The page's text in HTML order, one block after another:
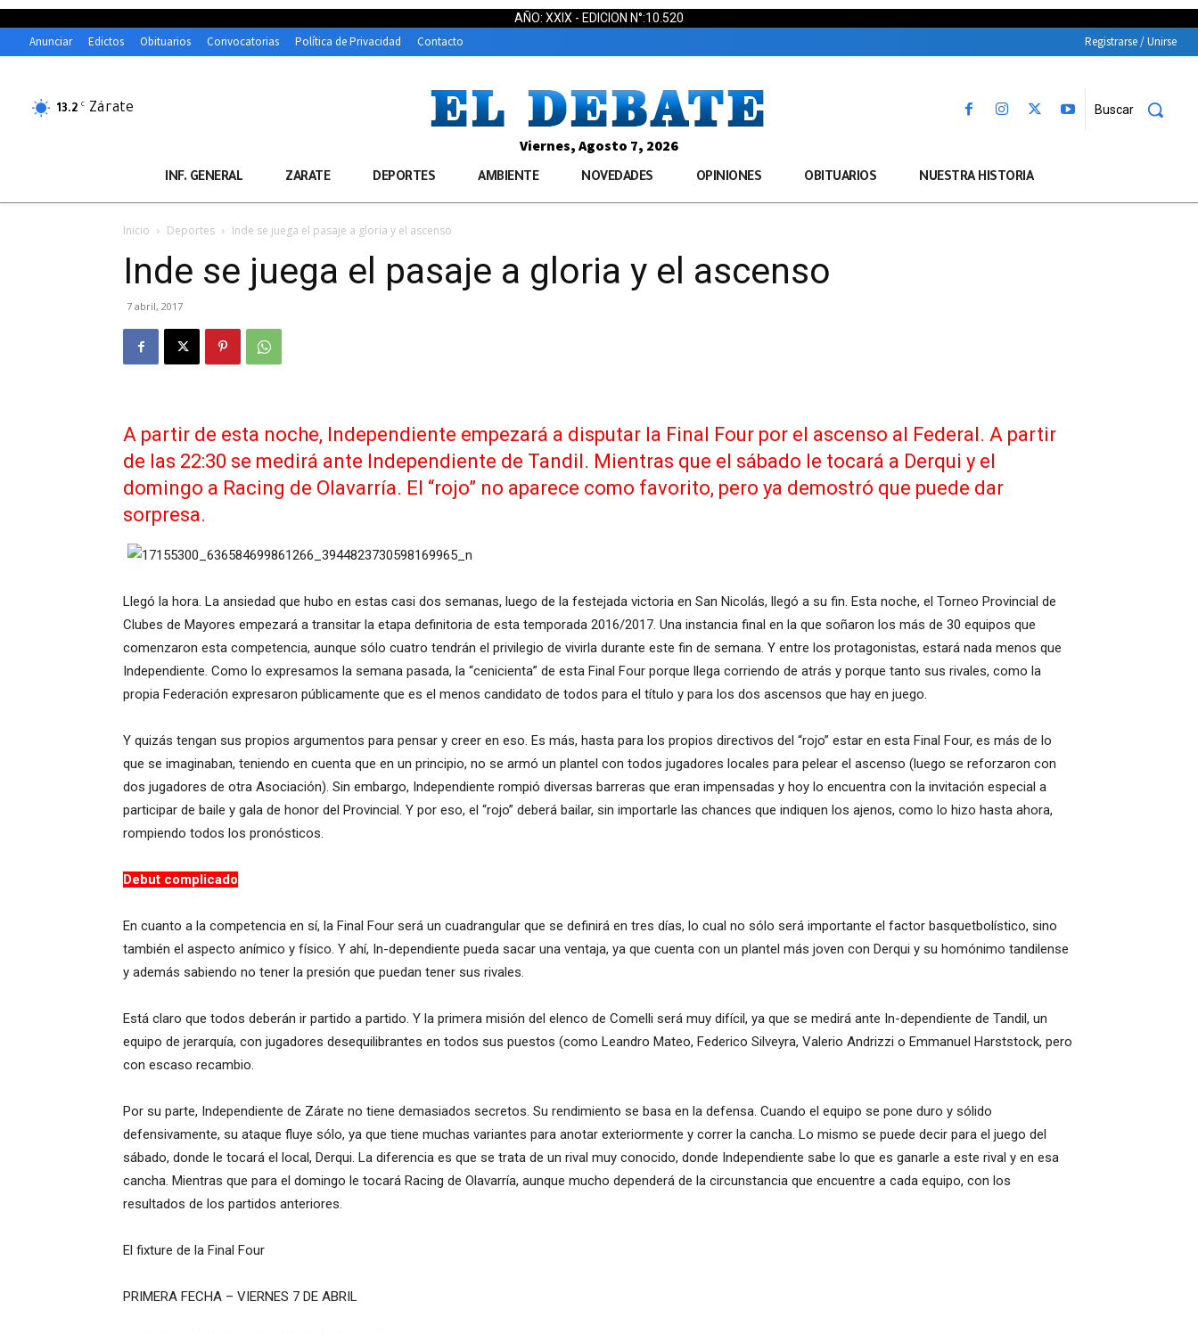
AÑO: XXIX - EDICION N°:10.520
Anunciar Edictos Obituarios Convocatorias Política de Privacidad Contacto Registrarse / Unirse
13.2 C Zárate Buscar
Viernes, Agosto 7, 2026
INF. GENERAL ZARATE DEPORTES AMBIENTE NOVEDADES OPINIONES OBITUARIOS NUESTRA HISTORIA
Inicio Deportes Inde se juega el pasaje a gloria y el ascenso
Inde se juega el pasaje a gloria y el ascenso
7 abril, 2017
A partir de esta noche, Independiente empezará a disputar la Final Four por el ascenso al Federal. A partir
de las 22:30 se medirá ante Independiente de Tandil. Mientras que el sábado le tocará a Derqui y el
domingo a Racing de Olavarría. El “rojo” no aparece como favorito, pero ya demostró que puede dar
sorpresa.
Llegó la hora. La ansiedad que hubo en estas casi dos semanas, luego de la festejada victoria en San Nicolás, llegó a su fin. Esta noche, el Torneo Provincial de
Clubes de Mayores empezará a transitar la etapa definitoria de esta temporada 2016/2017. Una instancia final en la que soñaron los más de 30 equipos que
comenzaron esta competencia, aunque sólo cuatro tendrán el privilegio de vivirla durante este fin de semana. Y entre los protagonistas, estará nada menos que
Independiente. Como lo expresamos la semana pasada, la “cenicienta” de esta Final Four porque llega corriendo de atrás y porque tanto sus rivales, como la
propia Federación expresaron públicamente que es el menos candidato de todos para el título y para los dos ascensos que hay en juego.
Y quizás tengan sus propios argumentos para pensar y creer en eso. Es más, hasta para los propios directivos del “rojo” estar en esta Final Four, es más de lo
que se imaginaban, teniendo en cuenta que en un principio, no se armó un plantel con todos jugadores locales para pelear el ascenso (luego se reforzaron con
dos jugadores de otra Asociación). Sin embargo, Independiente rompió diversas barreras que eran impensadas y hoy lo encuentra con la invitación especial a
participar de baile y gala de honor del Provincial. Y por eso, el “rojo” deberá bailar, sin importarle las chances que indiquen los ajenos, como lo hizo hasta ahora,
rompiendo todos los pronósticos.
Debut complicado
En cuanto a la competencia en sí, la Final Four será un cuadrangular que se definirá en tres días, lo cual no sólo será importante el factor basquetbolístico, sino
también el aspecto anímico y físico. Y ahí, In-dependiente pueda sacar una ventaja, ya que cuenta con un plantel más joven con Derqui y su homónimo tandilense
y además sabiendo no tener la presión que puedan tener sus rivales.
Está claro que todos deberán ir partido a partido. Y la primera misión del elenco de Comelli será muy difícil, ya que se medirá ante In-dependiente de Tandil, un
equipo de jerarquía, con jugadores desequilibrantes en todos sus puestos (como Leandro Mateo, Federico Silveyra, Valerio Andrizzi o Emmanuel Harststock, pero
con escaso recambio.
Por su parte, Independiente de Zárate no tiene demasiados secretos. Su rendimiento se basa en la defensa. Cuando el equipo se pone duro y sólido
defensivamente, su ataque fluye sólo, ya que tiene muchas variantes para anotar exteriormente y correr la cancha. Lo mismo se puede decir para el juego del
sábado, donde le tocará el local, Derqui. La diferencia es que se trata de un rival muy conocido, donde Independiente sabe lo que es ganarle a este rival y en esa
cancha. Mientras que para el domingo le tocará Racing de Olavarría, aunque mucho dependerá de la circunstancia que encuentre a cada equipo, con los
resultados de los partidos anteriores.
El fixture de la Final Four
PRIMERA FECHA – VIERNES 7 DE ABRIL